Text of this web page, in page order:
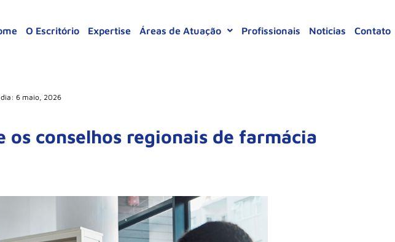
O Escritório Expertise Áreas de Atuação Profissionais Noticias Contato
dia: 6 maio, 2026
conselhos regionais de farmácia